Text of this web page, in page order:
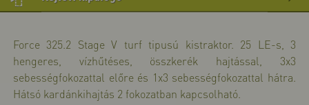
>>
Force 325.2 Stage V turf tipusú kistraktor. 25 LE-s, 3
hengeres, vízhűtéses, összkerék hajtással, 3x3
sebességfokozattal előre és 1x3 sebességfokozattal hátra.
Hátsó kardánkihajtás 2 fokozatban kapcsolható.